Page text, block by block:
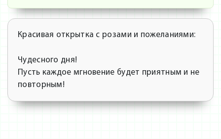
Красивая открытка с розами и пожеланиями:
Чудесного дня!
Пусть каждое мгновение будет приятным и не
повторным!